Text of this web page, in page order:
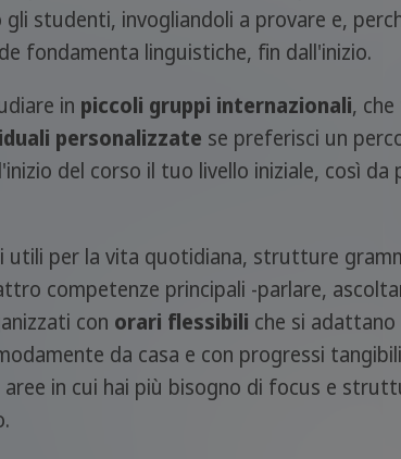
studenti, invogliandoli a provare e,
fondamenta linguistiche, fin dall'inizio.
in piccoli gruppi internazionali,
personalizzate se preferisci un
del corso il tuo livello iniziale, così da
utili per la vita quotidiana, strutture
competenze principali -parlare,
con orari flessibili che si
da casa e con progressi
in cui hai più bisogno di focus e